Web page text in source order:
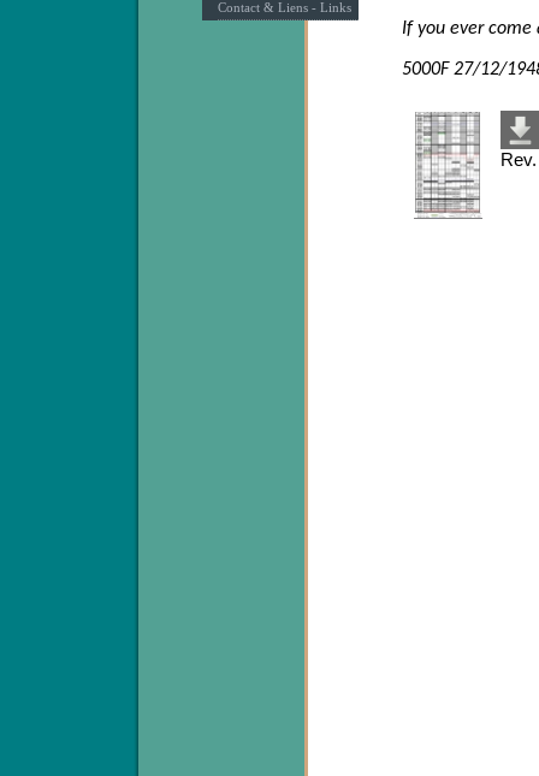
Contact & Liens - Links
If you ever
5000F 27/12/